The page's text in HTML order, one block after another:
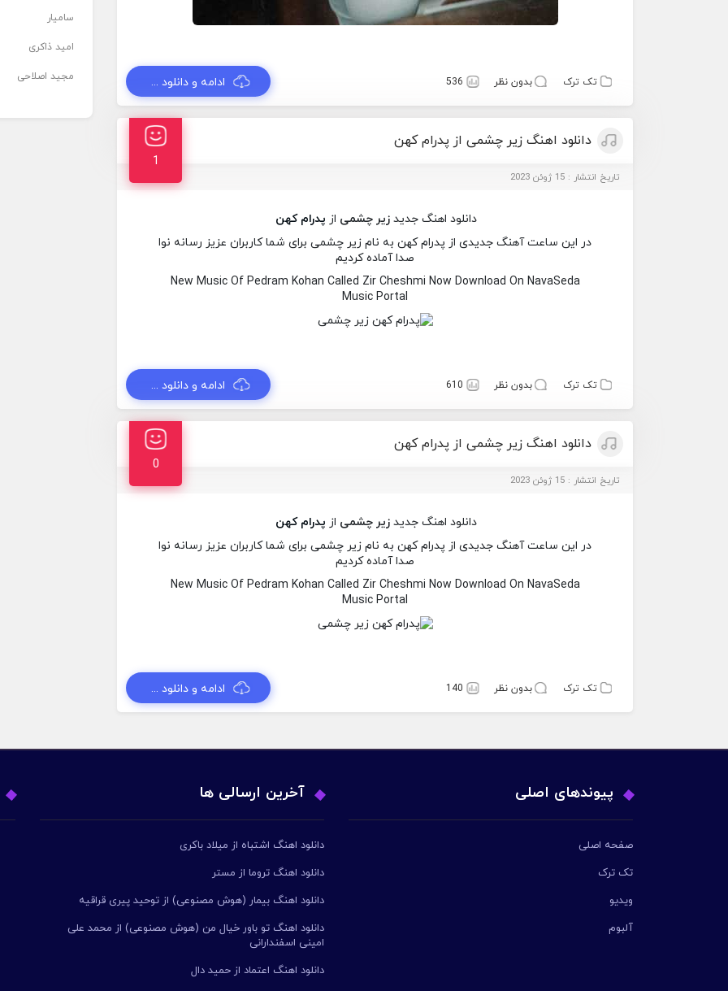
تک ترک بدون نظر 536 ادامه و دانلود ...
دانلود اهنگ زیر چشمی از پدرام کهن
1
تاریخ انتشار : 15 ژوئن 2023
دانلود اهنگ جدیدزیر چشمی از پدرام کهن
در این ساعت آهنگ جدیدی از پدرام کهن به نام زیر چشمی برای شما کاربران عزیز رسانه نوا
صدا آماده کردیم
New Music Of Pedram Kohan Called Zir Cheshmi Now Download On NavaSeda
Music Portal
تک ترک بدون نظر 610 ادامه و دانلود ...
دانلود اهنگ زیر چشمی از پدرام کهن
0
تاریخ انتشار : 15 ژوئن 2023
دانلود اهنگ جدیدزیر چشمی از پدرام کهن
در این ساعت آهنگ جدیدی از پدرام کهن به نام زیر چشمی برای شما کاربران عزیز رسانه نوا
صدا آماده کردیم
New Music Of Pedram Kohan Called Zir Cheshmi Now Download On NavaSeda
Music Portal
تک ترک بدون نظر 140 ادامه و دانلود ...
سامیار
امید ذاکری
مجید اصلاحی
پیوندهای اصلی
صفحه اصلی
تک ترک
ویدیو
آلبوم
آخرین ارسالی ها
دانلود اهنگ اشتباه از میلاد باکری
دانلود اهنگ تروما از مستر
دانلود اهنگ بیمار (هوش مصنوعی) از توحید پیری قراقیه
دانلود اهنگ تو باور خیال من (هوش مصنوعی) از محمد علی
امینی اسفندارانی
دانلود اهنگ اعتماد از حمید دال